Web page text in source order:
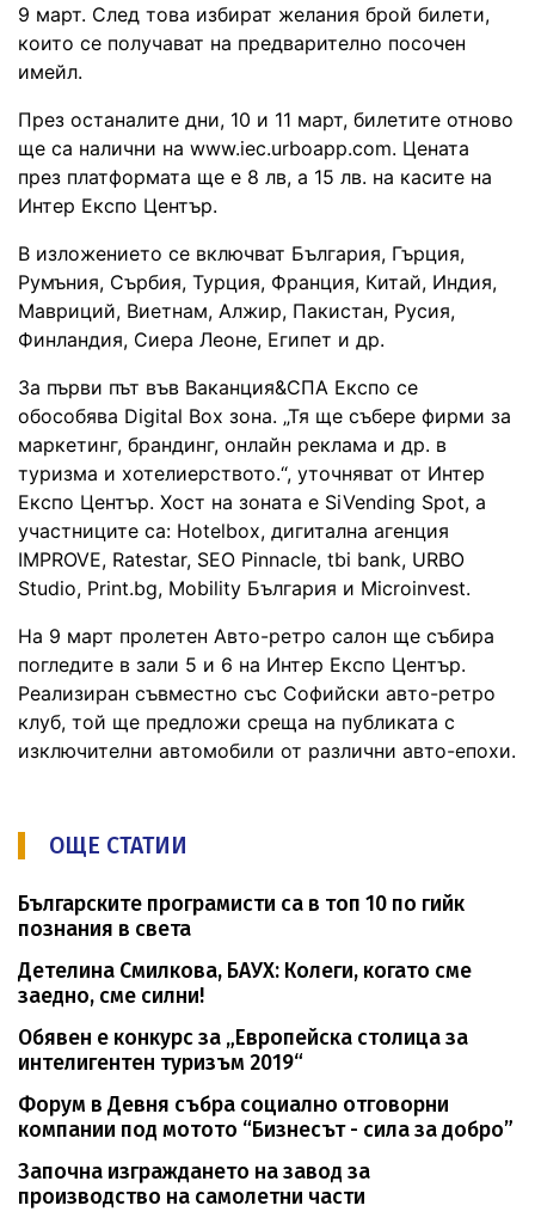
9 март. След това избират желания брой билети,
които се получават на предварително посочен
имейл.
През останалите дни, 10 и 11 март, билетите отново
ще са налични на www.iec.urboapp.com. Цената
през платформата ще е 8 лв, а 15 лв. на касите на
Интер Експо Център.
В изложението се включват България, Гърция,
Румъния, Сърбия, Турция, Франция, Китай, Индия,
Мавриций, Виетнам, Алжир, Пакистан, Русия,
Финландия, Сиера Леоне, Египет и др.
За първи път във Ваканция&СПА Експо се
обособява Digital Box зона. „Тя ще събере фирми за
маркетинг, брандинг, онлайн реклама и др. в
туризма и хотелиерството.“, уточняват от Интер
Експо Център. Хост на зоната е SiVending Spot, а
участниците са: Hotelbox, дигитална агенция
IMPROVE, Ratestar, SEO Pinnacle, tbi bank, URBO
Studio, Print.bg, Mobility България и Microinvest.
На 9 март пролетен Авто-ретро салон ще събира
погледите в зали 5 и 6 на Интер Експо Център.
Реализиран съвместно със Софийски авто-ретро
клуб, той ще предложи среща на публиката с
изключителни автомобили от различни авто-епохи.
ОЩЕ СТАТИИ
Българските програмисти са в топ 10 по гийк
познания в света
Детелина Смилкова, БАУХ: Колеги, когато сме
заедно, сме силни!
Обявен е конкурс за „Европейска столица за
интелигентен туризъм 2019“
Форум в Девня събра социално отговорни
компании под мотото “Бизнесът - сила за добро”
Започна изграждането на завод за
производство на самолетни части